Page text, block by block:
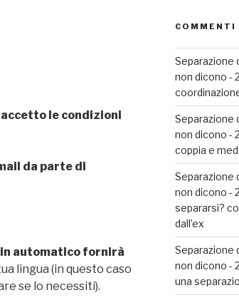
le condizioni
da parte di
in automatico fornirà
lingua (in questo caso
se lo necessiti).
COMMENTI
Separazione
non dicono -
Separazione
non dicono -
coppia e
Separazione
non dicono -
separarsi?
dall’ex
Separazione
non dicono -
una